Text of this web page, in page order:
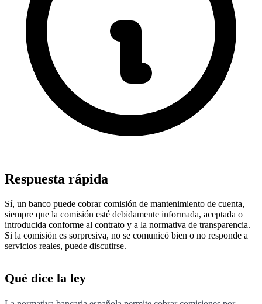
Respuesta rápida
Sí, un banco puede cobrar comisión de mantenimiento de cuenta,
siempre que la comisión esté debidamente informada, aceptada o
introducida conforme al contrato y a la normativa de transparencia.
Si la comisión es sorpresiva, no se comunicó bien o no responde a
servicios reales, puede discutirse.
Qué dice la ley